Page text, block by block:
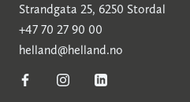
Strandgata 25, 6250 Stordal
+47 70 27 90 00
helland@helland.no